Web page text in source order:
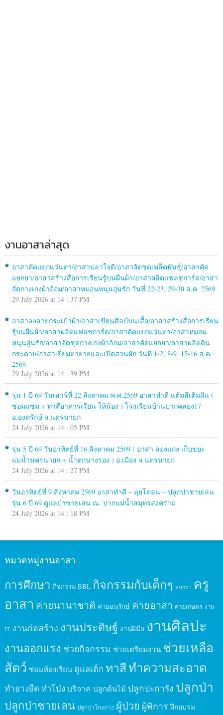
งานอาสาล่าสุด
อาสาคัดแยกแว่นตา/อาสาปลาใจดี/อาสาจัดชุดเมล็ดพันธุ์/อาสาคัด
แยกยา/อาสาสร้างสื่อการเรียนรู้บนผืนผ้า/อาสาผลิตแฟลชการ์ด/อาสา
จัดกางเกงผ้าอ้อม/อาสาหมอนหนุนอุ่นรัก วันที่ 22-23, 29-30 ส.ค. 2569
29 July 2026 at 14 : 37 PM
อาสาลงลายกระเป๋าผ้า/อาสาเขียนศิลป์บนเสื้อ/อาสาสร้างสื่อการเรียน
รู้บนผืนผ้า/อาสาผลิตแฟลชการ์ด/อาสาคัดแยกแว่นตา/อาสาหมอน
หนุนอุ่นรัก/อาสาจัดชุดกางเกงผ้าอ้อม/อาสาคัดแยกยา/อาสาผลิตดิน
กระดาษ/อาสาเยี่ยมตายายและเปิดสวนผัก วันที่ 1-2, 8-9, 15-16 ส.ค.
2569
29 July 2026 at 14 : 39 PM
รุ่น 1 ปี 69 วันเสาร์ที่ 22 สิงหาคม พ.ศ.2569 อาสาทำดี แต้มสีเติมฝัน (
ซ่อมแซม + ทาสีอาคารเรียน ให้น้อง ) โรงเรียนบ้านปากคลอง17
อ.องครักษ์ จ.นครนายก
24 July 2026 at 14 : 05 PM
รุ่น 5 ปี 69 วันอาทิตย์ที่ 16 สิงหาคม 2569 ( อาสา ล่องแก่ง เก็บขยะ
แม่น้ำนครนายก + น้ำตกนางรอง ) อ.เมือง จ.นครนายก
24 July 2026 at 14 : 27 PM
วันอาทิตย์ที่ 9 สิงหาคม 2569 อาสาทำดี – ลุยโคลน – ปลูกป่าชายเลน
รุ่น 6 ปี 69 ดูแลป่าชายเลน ณ. ปากแม่น้ำสมุทรสงคราม
24 July 2026 at 14 : 18 PM
หมวดหมู่งานอาสา
การศึกษา กิจกรรม BBL กิจกรรมกับเด็กๆ คนชรา ครู
อาสา ค่ายนานาชาติ ค่ายอนุรักษ์ ค่ายอาสา ค่ายเกษตร งาน
IT งานก่อสร้าง งานประดิษฐ์ งานฝีมือ งานศิลปะ
งานออกแรง ช่วยกิจกรรม ช่วยเตรียมงาน ช่วยเหลือ
สัตว์ ซ่อมห้องเรียน ดูแลเด็ก ทาสีทำความสะอาด
ทำยางยืด ทำโป่ง บริจาค ปลูกต้นไม้ ปลูกปะการัง ปลูกป่า
ปลูกป่าชายเลน ปลูกป่าโกงกาง ผู้ป่วย ผู้พิการ ฝึกอบรม